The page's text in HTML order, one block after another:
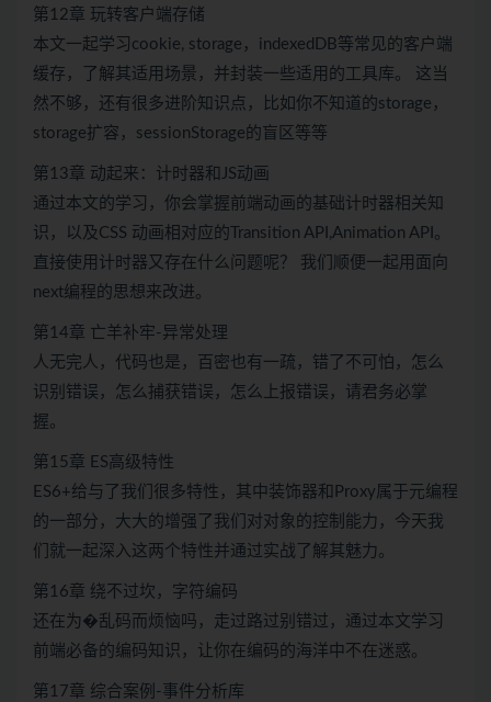
第12章 玩转客户端存储
本文一起学习cookie, storage，indexedDB等常见的客户端
缓存，了解其适用场景，并封装一些适用的工具库。 这当
然不够，还有很多进阶知识点，比如你不知道的storage，
storage扩容，sessionStorage的盲区等等
第13章 动起来：计时器和JS动画
通过本文的学习，你会掌握前端动画的基础计时器相关知
识，以及CSS 动画相对应的Transition API,Animation API。
直接使用计时器又存在什么问题呢？ 我们顺便一起用面向
next编程的思想来改进。
第14章 亡羊补牢-异常处理
人无完人，代码也是，百密也有一疏，错了不可怕，怎么
识别错误，怎么捕获错误，怎么上报错误，请君务必掌
握。
第15章 ES高级特性
ES6+给与了我们很多特性，其中装饰器和Proxy属于元编程
的一部分，大大的增强了我们对对象的控制能力，今天我
们就一起深入这两个特性并通过实战了解其魅力。
第16章 绕不过坎，字符编码
还在为�乱码而烦恼吗，走过路过别错过，通过本文学习
前端必备的编码知识，让你在编码的海洋中不在迷惑。
第17章 综合案例-事件分析库